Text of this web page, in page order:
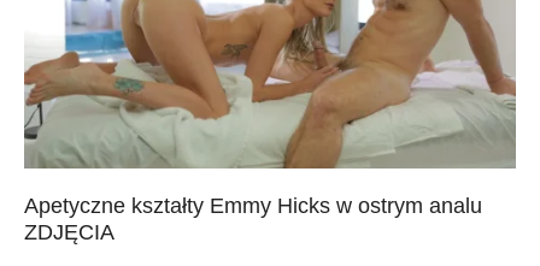
Apetyczne kształty Emmy Hicks w ostrym analu
ZDJĘCIA